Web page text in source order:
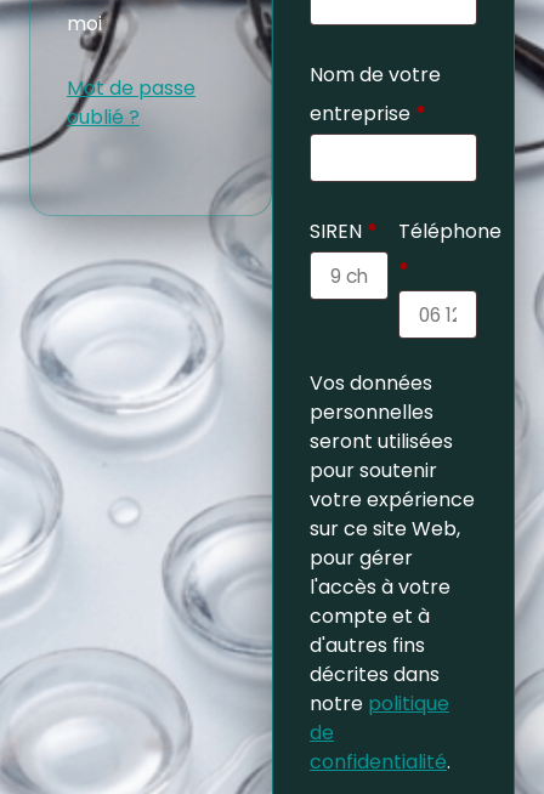
moi
Mot de passe
oublié ?
Nom de votre
entreprise *
SIREN *
Téléphone
*
Vos données
personnelles
seront utilisées
pour soutenir
votre expérience
sur ce site Web,
pour gérer
l'accès à votre
compte et à
d'autres fins
décrites dans
notre politique
de
confidentialité.